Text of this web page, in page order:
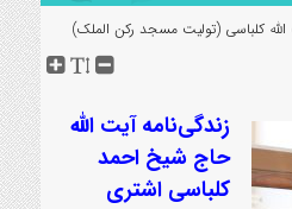
کلباسی (تولیت مسجد رکن الملک)
زندگی‌نامه آیت الله
حاج شیخ احمد
کلباسی اشتری